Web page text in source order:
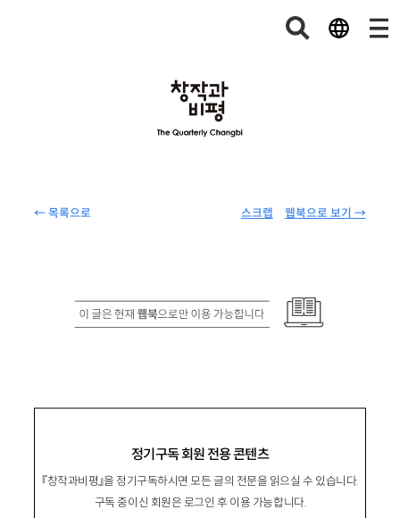
← 목록으로 웹북으로 보기 →
스크랩
정기구독 회원 전용 콘텐츠
『창작과비평』을 정기구독하시면 모든 글의 전문을 읽으실 수 있습니다.
구독 중이신 회원은 로그인 후 이용 가능합니다.